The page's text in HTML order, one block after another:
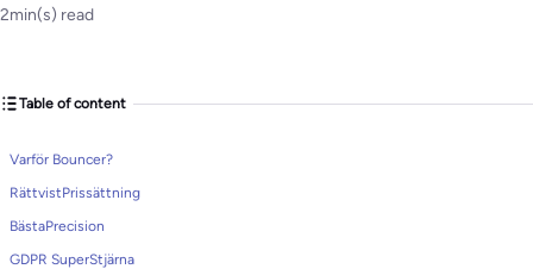
2min(s) read
Table of content
Varför Bouncer?
RättvistPrissättning
BästaPrecision
GDPR SuperStjärna